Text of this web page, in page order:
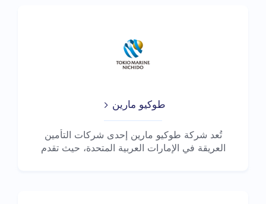
طوكيو مارين
تُعد شركة طوكيو مارين إحدى شركات التأمين
العريقة في الإمارات العربية المتحدة، حيث تقدم